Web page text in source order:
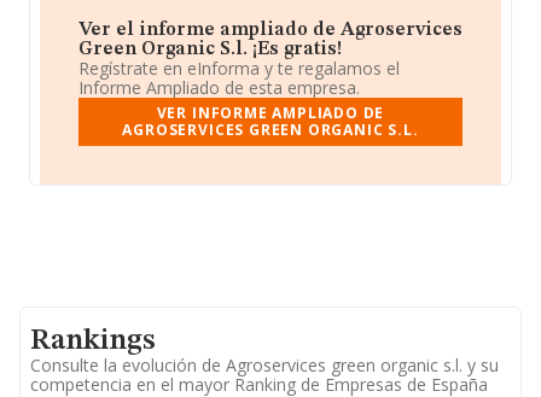
Ver el informe ampliado de Agroservices
Green Organic S.l. ¡Es gratis!
Regístrate en eInforma y te regalamos el
Informe Ampliado de esta empresa.
VER INFORME AMPLIADO DE
AGROSERVICES GREEN ORGANIC S.L.
Rankings
Consulte la evolución de Agroservices green organic s.l. y su
competencia en el mayor Ranking de Empresas de España